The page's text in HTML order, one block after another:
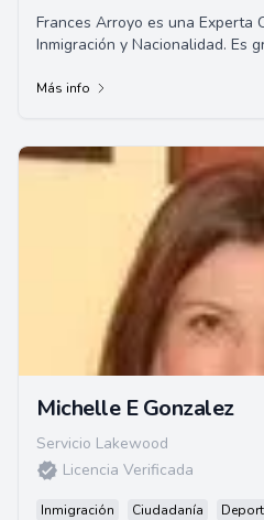
Frances Arroyo es una Experta
Inmigración y Nacionalidad. Es
Derecho Thomas Jefferson
Más info
Michelle E Gonzalez
Servicio Lakewood
Licencia Verificada
Inmigración Ciudadanía